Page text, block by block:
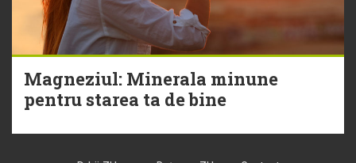
Magneziul: Minerala minune
pentru starea ta de bine